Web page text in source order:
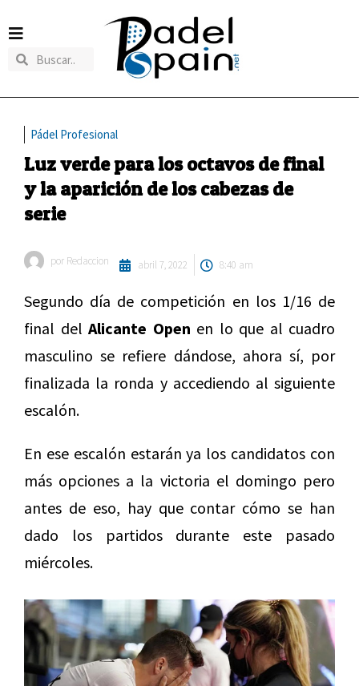
Pádel Profesional
Luz verde para los octavos de final
y la aparición de los cabezas de
serie
por Redaccion abril 7, 2022 8:40 am
Segundo día de competición en los 1/16 de
final del Alicante Open en lo que al cuadro
masculino se refiere dándose, ahora sí, por
finalizada la ronda y accediendo al siguiente
escalón.
En ese escalón estarán ya los candidatos con
más opciones a la victoria el domingo pero
antes de eso, hay que contar cómo se han
dado los partidos durante este pasado
miércoles.